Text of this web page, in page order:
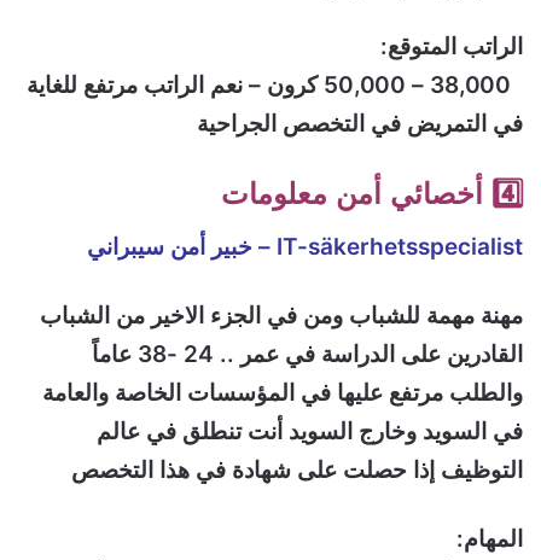
الراتب المتوقع:
38,000 – 50,000 كرون – نعم الراتب مرتفع للغاية
في التمريض في التخصص الجراحية
4️⃣ أخصائي أمن معلومات
IT-säkerhetsspecialist – خبير أمن سيبراني
مهنة مهمة للشباب ومن في الجزء الاخير من الشباب
القادرين على الدراسة في عمر .. 24 -38 عاماً
والطلب مرتفع عليها في المؤسسات الخاصة والعامة
في السويد وخارج السويد أنت تنطلق في عالم
التوظيف إذا حصلت على شهادة في هذا التخصص
المهام: